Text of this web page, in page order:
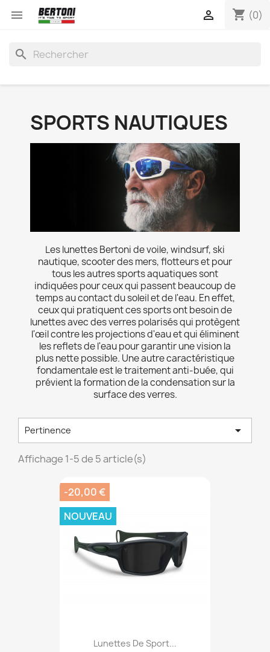
 shopping_cart (0)

search
SPORTS NAUTIQUES
Les lunettes Bertoni de voile, windsurf, ski
nautique, scooter des mers, flotteurs et pour
tous les autres sports aquatiques sont
indiquées pour ceux qui passent beaucoup de
temps au contact du soleil et de l'eau. En effet,
ceux qui pratiquent ces sports ont besoin de
lunettes avec des verres polarisés qui protègent
l'œil contre les projections d'eau et qui éliminent
les reflets de l'eau pour garantir une vision la
plus nette possible. Une autre caractéristique
fondamentale est le traitement anti-buée, qui
prévient la formation de la condensation sur la
surface des verres.
Pertinence 
Affichage 1-5 de 5 article(s)
Lunettes De Sport...
-20,00 €
NOUVEAU